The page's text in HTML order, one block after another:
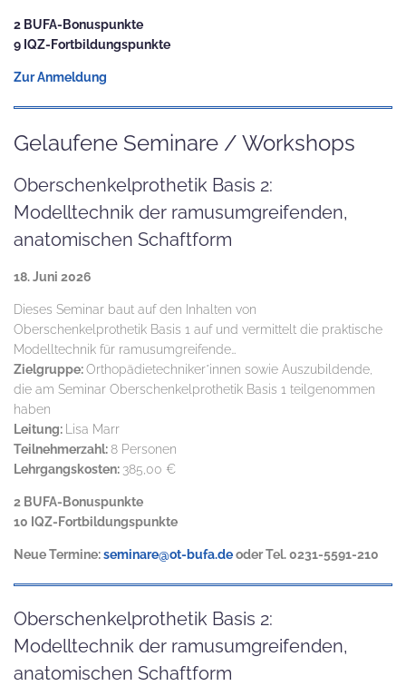
2 BUFA-Bonuspunkte
9 IQZ-Fortbildungspunkte
Zur Anmeldung
Gelaufene Seminare / Workshops
Oberschenkelprothetik Basis 2:
Modelltechnik der ramusumgreifenden,
anatomischen Schaftform
18. Juni 2026
Dieses Seminar baut auf den Inhalten von
Oberschenkelprothetik Basis 1 auf und vermittelt die praktische
Modelltechnik für ramusumgreifende…
Zielgruppe:Orthopädietechniker*innen sowie Auszubildende,
die am Seminar Oberschenkelprothetik Basis 1 teilgenommen
haben
Leitung: Lisa Marr
Teilnehmerzahl:8 Personen
Lehrgangskosten: 385,00 €
2 BUFA-Bonuspunkte
10 IQZ-Fortbildungspunkte
Neue Termine:seminare@ot-bufa.deoder Tel. 0231-5591-210
Oberschenkelprothetik Basis 2:
Modelltechnik der ramusumgreifenden,
anatomischen Schaftform